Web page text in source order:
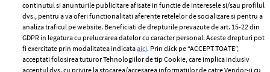
Dolly Parton și-a anulat
rezidența în Las Vegas. Cu ce
Jennifer Lopez și-a etalat
abdomenul tonifiat la 56 de ani.
continutul si anunturile publicitare afisate in functie de interesele si/sau profilul
dvs., pentru a va oferi functionalitati aferente retelelor de socializare si pentru a
analiza traficul pe website. Beneficiati de drepturile prevazute de art. 15-22 din
GDPR in legatura cu prelucrarea datelor cu caracter personal. Aceste drepturi pot
fi exercitate prin modalitatea indicataaici. Prin click pe “ACCEPT TOATE”,
acceptati folosirea tuturor Tehnologiilor de tip Cookie, care implica inclusiv
acceptul dvs. cu privire la stocarea/accesarea informatiilor de catre Vendor-ii cu